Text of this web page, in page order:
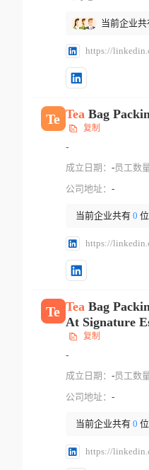
当前企业共
https://
Te TeaBag
复制
-
成立日期： -员工数量
公司地址： -
当前企业共有 0
https://
Te TeaBag
At Signature
复制
-
成立日期： -员工数量
公司地址： -
当前企业共有 0
https://